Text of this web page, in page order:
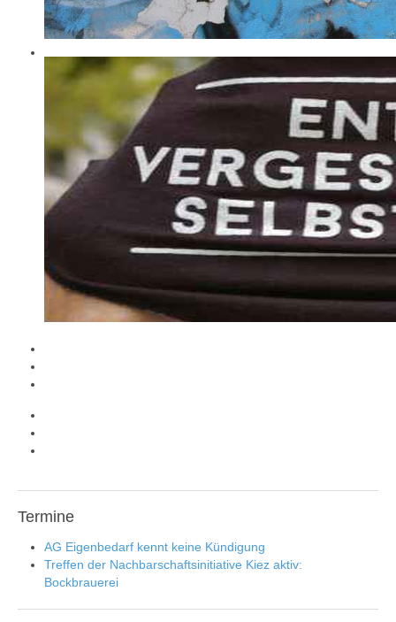
Termine
AG Eigenbedarf kennt keine Kündigung
Treffen der Nachbarschaftsinitiative Kiez aktiv:
Bockbrauerei